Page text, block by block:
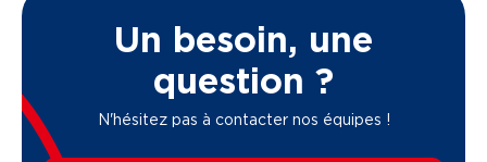
Un besoin, une
question ?
N'hésitez pas à contacter nos équipes !